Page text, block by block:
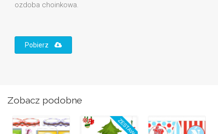
ozdoba choinkowa.
Pobierz
Zobacz podobne